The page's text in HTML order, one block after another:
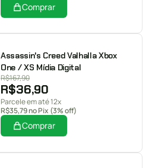
Comprar
Assassin's Creed Valhalla Xbox
One / XS Mídia Digital
R$167,90
R$36,90
Parcele em até 12x
R$35,79no Pix (3% off)
Comprar